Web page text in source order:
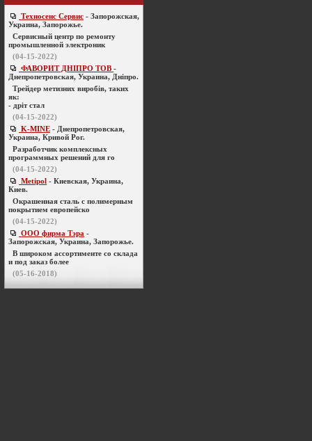
Техносенс Сервис - Запорожская,
Украина, Запорожье.
Cервисный центр по ремонту
промышленной электроник
(04-15-2022)
ФАВОРИТ ДНІПРО ТОВ -
Днепропетровская, Украина, Дніпро.
Трейдер метизних виробів, таких
як:
- дріт стал
(04-15-2022)
K-MINE - Днепропетровская,
Украина, Кривой Рог.
Разработчик комплексных
программных решений для го
(04-15-2022)
Metipol - Киевская, Украина,
Киев.
Окрашенная сталь с полимерным
покрытием европейско
(04-15-2022)
ООО фирма Тэра -
Запорожская, Украина, Запорожье.
В широком ассортименте со склада
и под заказ более
(05-16-2018)